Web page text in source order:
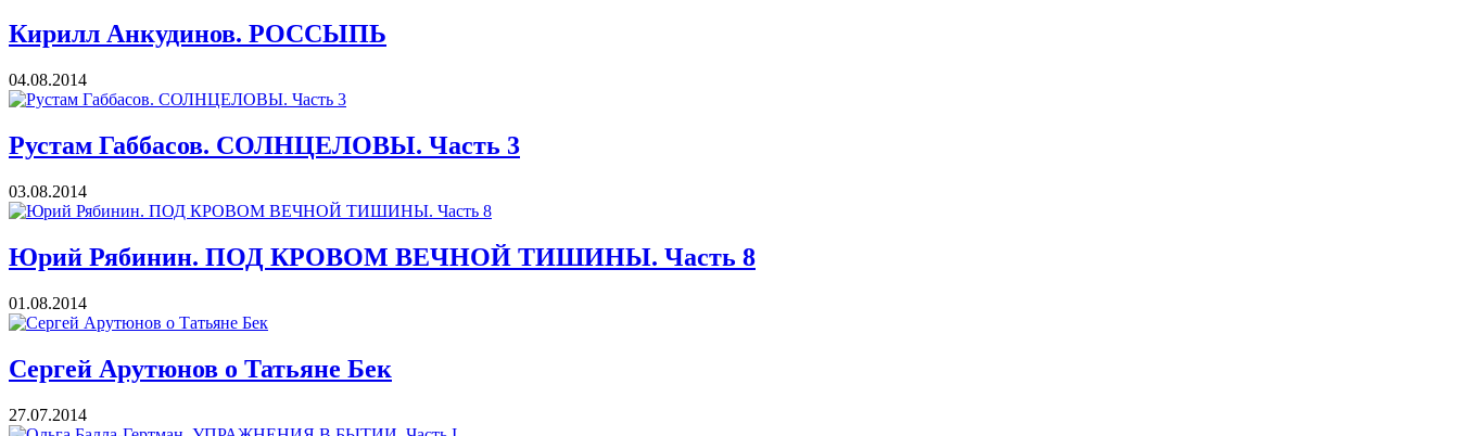
Кирилл Анкудинов. РОССЫПЬ
04.08.2014
Рустам Габбасов. СОЛНЦЕЛОВЫ. Часть 3
03.08.2014
Юрий Рябинин. ПОД КРОВОМ ВЕЧНОЙ ТИШИНЫ. Часть 8
01.08.2014
Сергей Арутюнов о Татьяне Бек
27.07.2014